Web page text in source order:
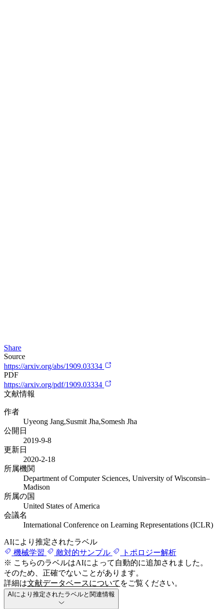
Share
Source
https://arxiv.org/abs/1909.03334
PDF
https://arxiv.org/pdf/1909.03334
文献情報
作者
Uyeong Jang,Susmit Jha,Somesh Jha
公開日
2019-9-8
更新日
2020-2-18
所属機関
Department of Computer Sciences, University of Wisconsin–
Madison
所属の国
United States of America
会議名
International Conference on Learning Representations (ICLR)
AIにより推定されたラベル
機械学習
敵対的サンプル
トポロジー解析
※ こちらのラベルはAIによって自動的に追加されました。
そのため、正確でないことがあります。
詳細は文献データベースについて をご覧ください。
AIにより推定されたラベルと関連情報